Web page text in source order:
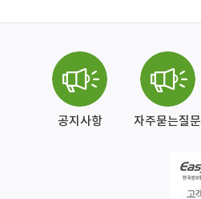
공지사항 자주묻는질문